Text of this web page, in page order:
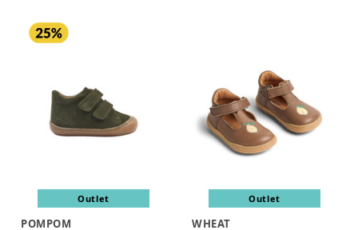
Outlet
POMPOM
Outlet
WHEAT